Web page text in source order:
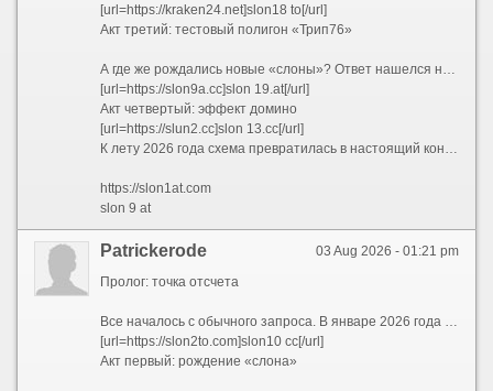
[url=https://kraken24.net]slon18 to[/url]
Акт третий: тестовый полигон «Трип76»
А где же рождались новые «слоны»? Ответ нашелся неожиданно — на коротких доменах trip76. Сначала появился trip76.co, затем его клон trip76.at. Кто-то писал их слитно, кто-то с пробелом — trip76 co и trip76 at — но суть оставалась той же: это были испытательные стенды. Именно здесь обкатывались новые интерфейсы, проверялись скрипты и тестировалась устойчивость к DDoS-атакам. Если «трип» выдерживал нагрузку, его конфигурацию переносили на свежего «слона» — например, с trip76.co на slon18.to и slon 18 at. Так рождалась бесконечная цепочка обновлений.
[url=https://slon9a.cc]slon 19.at[/url]
Акт четвертый: эффект домино
[url=https://slun2.cc]slon 13.cc[/url]
К лету 2026 года схема превратилась в настоящий конвейер. Заблокировали slon2.to? Пожалуйста — вот slon2.at и slon2.cc. Закрыли все версии двойки? Переходим на slon3. И так по нарастающей: slon4, slon5, slon6, slon7, slon8, slon9, slon10, slon11, slon12, slon13, slon14, slon15, slon16, slon17, slon18, slon19. Каждый номер — это три домена: .to, .at и .cc. Каждый домен — это два варианта написания: слитный и с пробелом. Простая математика говорит: 18 номеров ? 3 зоны ? 2 варианта = 108 только «слонов», не считая шести .onion-адресов и тестовых «трипов». А ведь в любой момент мог появиться slon20, slon21 и так далее — ограничений не было.
https://slon1at.com
slon 9 at
03 Aug 2026 - 01:21 pm
Patrickerode
Пролог: точка отсчета
Все началось с обычного запроса. В январе 2026 года пользователи все чаще вбивали в поисковики заветное сочетание — kraken ссылка 2026. Кто-то искал обновленный адрес, кто-то проверял работоспособность старых закладок, а кто-то просто пытался понять, куда исчез привычный интерфейс. Но уже к февралю стало ясно: привычных адресов больше не существует. Вместо них сеть предложила лабиринт, в котором ориентироваться могли только самые подготовленные. Запросы эволюционировали — теперь звучали как kraken 2026 и kraken сайт 2026, но каждый раз выдача выдавала новые, незнакомые комбинации.
[url=https://slon2to.com]slon10 cc[/url]
Акт первый: рождение «слона»